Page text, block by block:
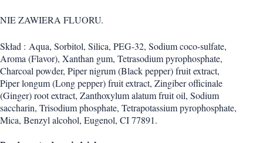
NIE ZAWIERA FLUORU.
Skład : Aqua, Sorbitol, Silica, PEG-32, Sodium coco-sulfate,
Aroma (Flavor), Xanthan gum, Tetrasodium pyrophosphate,
Charcoal powder, Piper nigrum (Black pepper) fruit extract,
Piper longum (Long pepper) fruit extract, Zingiber officinale
(Ginger) root extract, Zanthoxylum alatum fruit oil, Sodium
saccharin, Trisodium phosphate, Tetrapotassium pyrophosphate,
Mica, Benzyl alcohol, Eugenol, CI 77891.